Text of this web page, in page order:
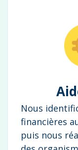
Nous
financières
puis nous